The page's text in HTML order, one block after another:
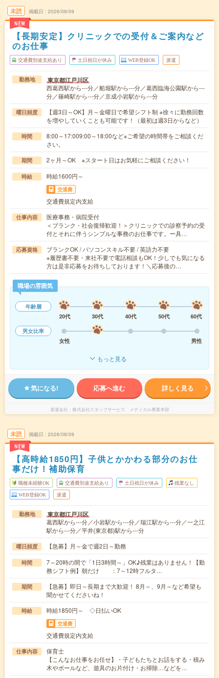
未読
NEW
掲載日 2026/08/09
【長期安定】クリニックでの受付＆ご案内など
のお仕事
交通費別途支給あり 土日祝日が休み WEB登録OK 派遣
勤務地 東京都江戸川区
西葛西駅から---分／船堀駅から---分／葛西臨海公園駅から---
分／篠崎駅から---分／京成小岩駅から---分
曜日頻度
【週3日～OK】月～金曜日で希望シフト制 ※徐々に勤務回数
を増やしていくことも可能です！（最初は週3日からなど）
時間
8:00～17:009:00～18:00など※ご希望の時間帯をご相談くだ
さい。
期間 2ヶ月～OK ※スタート日はお気軽にご相談ください！
時給 時給1600円～
交通費
交通費規定内支給
仕事内容
医療事務・病院受付
＜ブランク・社会復帰歓迎！＞クリニックでの診察予約の受
付とそれに伴うシンプルな事務のお仕事です。ー具…
応募資格
ブランクOK / パソコンスキル不要 / 英語力不要
※履歴書不要・来社不要で電話相談もOK！少しでも気になる
方は是非応募をお待ちしております！＼応募後の…
職場の雰囲気
年齢層
20代
30代 40代 50代
60代
男女比率
女性
男性
もっと見る
気になる! 応募へ進む 詳しく見る
派遣会社 株式会社スタッフサービス メディカル事業本部
未読
NEW
掲載日 2026/08/09
【高時給1850円】子供とかかわる部分のお仕
事だけ！補助保育
職種未経験OK 交通費別途支給あり 土日祝日が休み 残業なし
WEB登録OK 派遣
勤務地 東京都江戸川区
葛西駅から---分／小岩駅から---分／瑞江駅から---分／一之江
駅から---分／平井(東京都)駅から---分
曜日頻度 【急募】月～金で週2日～勤務
時間
7～20時の間で「1日3時間～」OK♪残業はありません！【勤
務シフト例】朝だけ ：7～12時フルタ…
期間
【急募】即日～長期まで大歓迎！ 8月～、9月～など希望も
聞かせてくださいね！
時給 時給1850円～ ◇日払いOK
交通費
交通費規定内支給
仕事内容
保育士
【こんなお仕事をお任せ】・子どもたちとお話をする・積み
木やボールなど、遊具のお片付け・お掃除…などを…